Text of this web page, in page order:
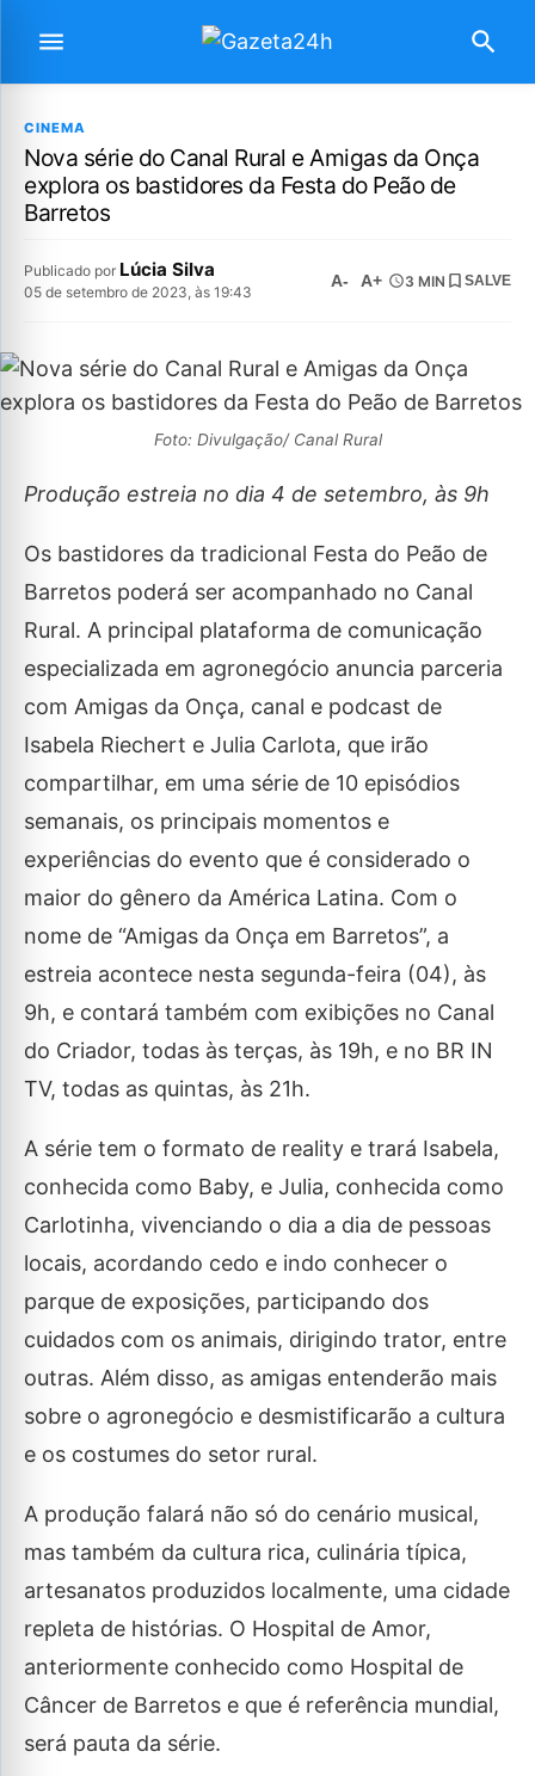
CINEMA
Nova série do Canal Rural e Amigas da Onça
explora os bastidores da Festa do Peão de
Barretos
Publicado por Lúcia Silva
05 de setembro de 2023, às 19:43
A- A+ 3 MIN SALVE
Foto: Divulgação/ Canal Rural
Produção estreia no dia 4 de setembro, às 9h
Os bastidores da tradicional Festa do Peão de
Barretos poderá ser acompanhado no Canal
Rural. A principal plataforma de comunicação
especializada em agronegócio anuncia parceria
com Amigas da Onça, canal e podcast de
Isabela Riechert e Julia Carlota, que irão
compartilhar, em uma série de 10 episódios
semanais, os principais momentos e
experiências do evento que é considerado o
maior do gênero da América Latina. Com o
nome de “Amigas da Onça em Barretos”, a
estreia acontece nesta segunda-feira (04), às
9h, e contará também com exibições no Canal
do Criador, todas às terças, às 19h, e no BR IN
TV, todas as quintas, às 21h.
A série tem o formato de reality e trará Isabela,
conhecida como Baby, e Julia, conhecida como
Carlotinha, vivenciando o dia a dia de pessoas
locais, acordando cedo e indo conhecer o
parque de exposições, participando dos
cuidados com os animais, dirigindo trator, entre
outras. Além disso, as amigas entenderão mais
sobre o agronegócio e desmistificarão a cultura
e os costumes do setor rural.
A produção falará não só do cenário musical,
mas também da cultura rica, culinária típica,
artesanatos produzidos localmente, uma cidade
repleta de histórias. O Hospital de Amor,
anteriormente conhecido como Hospital de
Câncer de Barretos e que é referência mundial,
será pauta da série.